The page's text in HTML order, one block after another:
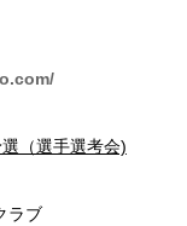
（選手選考会)
ラブ